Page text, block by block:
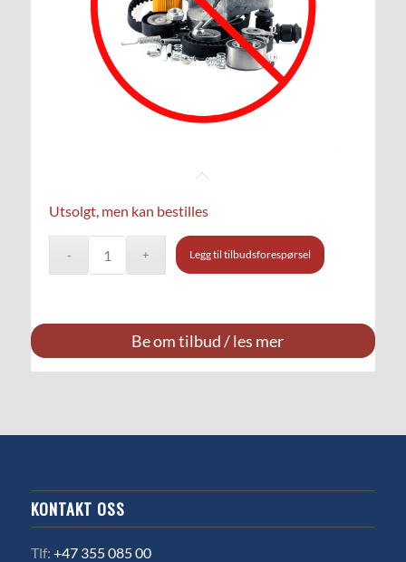
Utsolgt, men kan bestilles
Legg til tilbudsforespørsel
Be om tilbud / les mer
KONTAKT OSS
Tlf: +47 355 085 00